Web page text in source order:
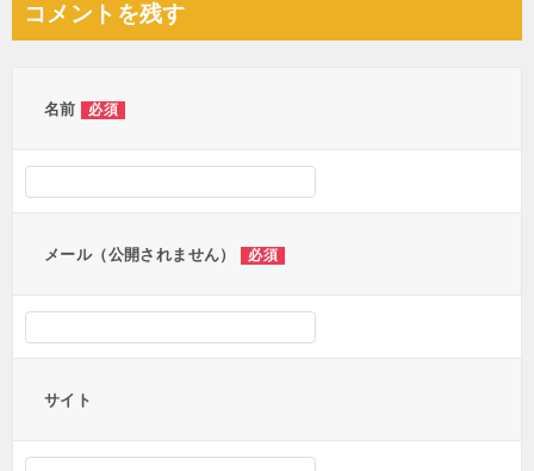
ビ
コメントを残す
名前 必須
メール（公開されません） 必須
サイト